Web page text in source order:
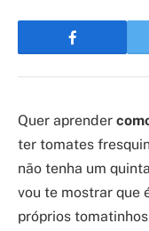
Quer aprender
ter tomates
não tenha um
vou te mostrar que
próprios